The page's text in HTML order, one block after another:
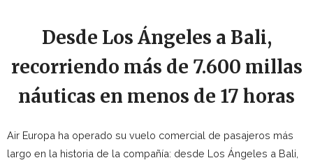
Desde Los Ángeles a Bali,
recorriendo más de 7.600 millas
náuticas en menos de 17 horas
Air Europa ha operado su vuelo comercial de pasajeros más
largo en la historia de la compañía: desde Los Ángeles a Bali,